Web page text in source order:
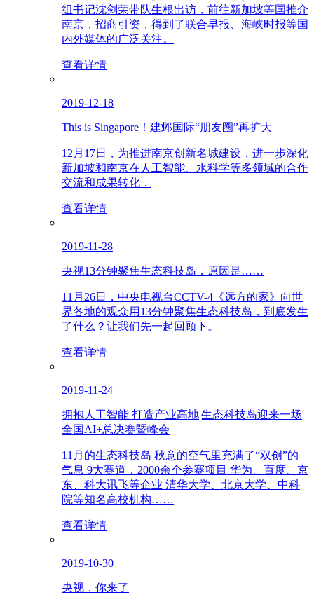
组书记沈剑荣带队生根出访，前往新加坡等国推介
南京，招商引资，得到了联合早报、海峡时报等国
内外媒体的广泛关注。
查看详情
2019-12-18
This is Singapore！建邺国际“朋友圈”再扩大
12月17日，为推进南京创新名城建设，进一步深化
新加坡和南京在人工智能、水科学等多领域的合作
交流和成果转化，
查看详情
2019-11-28
央视13分钟聚焦生态科技岛，原因是……
11月26日，中央电视台CCTV-4《远方的家》向世
界各地的观众用13分钟聚焦生态科技岛，到底发生
了什么？让我们先一起回顾下。
查看详情
2019-11-24
拥抱人工智能 打造产业高地|生态科技岛迎来一场
全国AI+总决赛暨峰会
11月的生态科技岛 秋意的空气里充满了“双创”的
气息 9大赛道，2000余个参赛项目 华为、百度、京
东、科大讯飞等企业 清华大学、北京大学、中科
院等知名高校机构……
查看详情
2019-10-30
央视，你来了